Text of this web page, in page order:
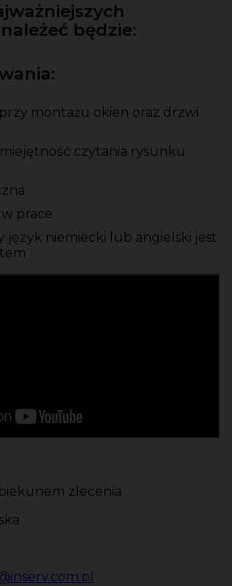
będzie:
montażu okien oraz drzwi
czytania rysunku
prace
język niemiecki lub angielski jest
zlecenia